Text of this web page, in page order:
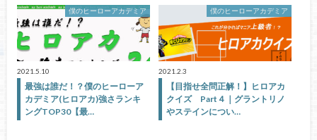
僕のヒーローアカデミア
2021.5.10
最強は誰だ！？僕のヒーローア
カデミア(ヒロアカ)強さランキ
ングTOP30【最…
僕のヒーローアカデミア
2021.2.3
【目指せ全問正解！】ヒロアカ
クイズ Part４｜グラントリノ
やステインについ…